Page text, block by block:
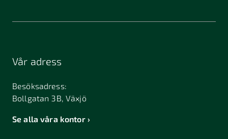
Vår adress
Besöksadress:
Bollgatan 3B, Växjö
Se alla våra kontor